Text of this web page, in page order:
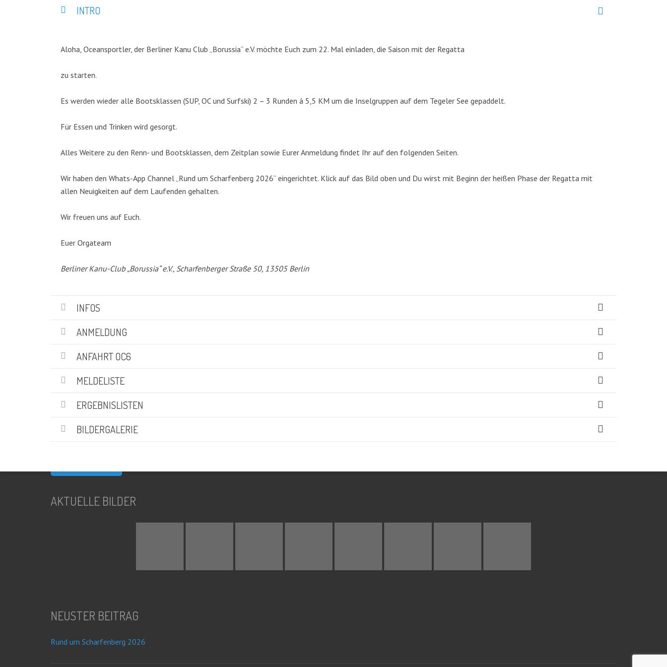
INTRO
Aloha, Oceansportler, der Berliner Kanu Club „Borussia“ e.V. möchte Euch zum 22. Mal einladen, die Saison mit der Regatta
zu starten.
Es werden wieder alle Bootsklassen (SUP, OC und Surfski) 2 – 3 Runden á 5,5 KM um die Inselgruppen auf dem Tegeler See gepaddelt.
Für Essen und Trinken wird gesorgt.
Alles Weitere zu den Renn- und Bootsklassen, dem Zeitplan sowie Eurer Anmeldung findet Ihr auf den folgenden Seiten.
Wir haben den Whats-App Channel „Rund um Scharfenberg 2026“ eingerichtet. Klick auf das Bild oben und Du wirst mit Beginn der heißen Phase der Regatta mit
allen Neuigkeiten auf dem Laufenden gehalten.
Wir freuen uns auf Euch.
Euer Orgateam
Berliner Kanu-Club „Borussia“ e.V., Scharfenberger Straße 50, 13505 Berlin
INFOS
ANMELDUNG
ANFAHRT OC6
MELDELISTE
ERGEBNISLISTEN
BILDERGALERIE
KATEGORIEN
Abteilungen (5)
Kanadier(6)
Kanu-Rennsport
Kids – Teens (10)
Social Marketing(1)
Wir über uns (19)
SUCHE
Suchen
AKTUELLE BILDER
NEUSTER BEITRAG
Rund um Scharfenberg 2026